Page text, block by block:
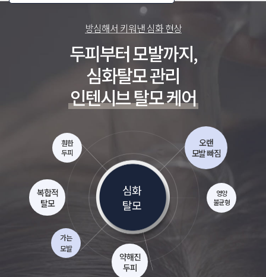
방심해서 키워낸 심화 현상
두피부터 모발까지,
심화탈모 관리
인텐시브 탈모 케어
심화
탈모
훤한
두피
오랜
모발 빠짐
복합적
탈모
영양
불균형
가는
모발
약해진
두피
확인